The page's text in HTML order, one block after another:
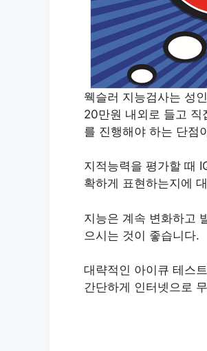
웩슬러 지능검사는 성
20만원 내외로 들고 직
를 진행해야 하는 단점
지적능력을 평가할 때
확하게 표현하는지에
지능은 계속 변화하고
으시는 것이 좋습니다.
대략적인 아이큐 테스
간단하게 인터넷으로